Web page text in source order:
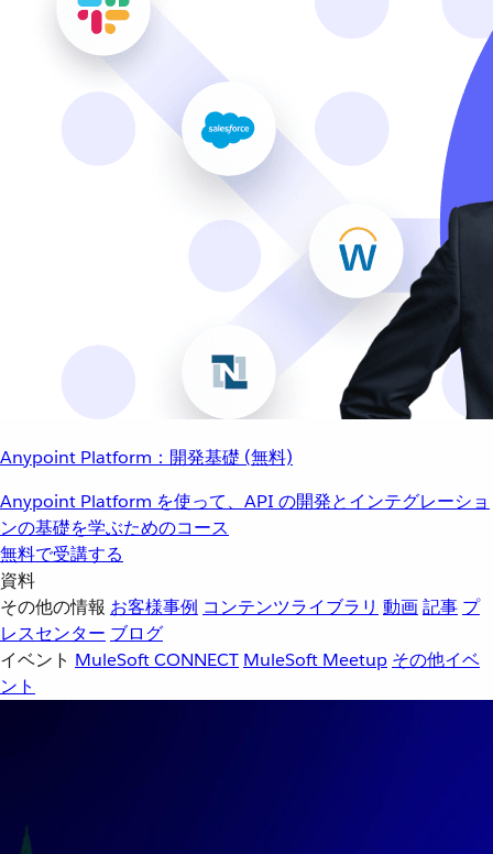
Anypoint Platform：開発基礎 (無料)
Anypoint Platform を使って、API の開発とインテグレーショ
ンの基礎を学ぶためのコース
無料で受講する
資料
その他の情報 お客様事例 コンテンツライブラリ 動画記事 プ
レスセンター ブログ
イベント MuleSoft CONNECT MuleSoft Meetup その他イベ
ント